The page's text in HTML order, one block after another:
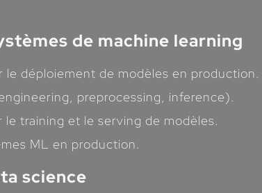
de machine learning
déploiement de modèles en production.
preprocessing, inference).
training et le serving de modèles.
ML en production.
science